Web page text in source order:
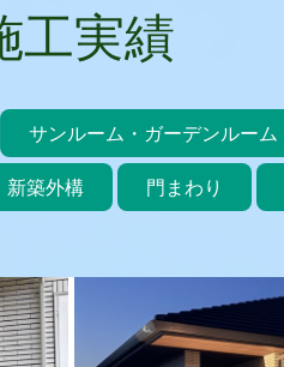
工実績
サンルーム・ガーデンルーム
新築外構 門まわり